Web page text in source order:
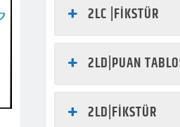
2LC |FİKSTÜR
2LD|PUAN
2LD|FİKSTÜR